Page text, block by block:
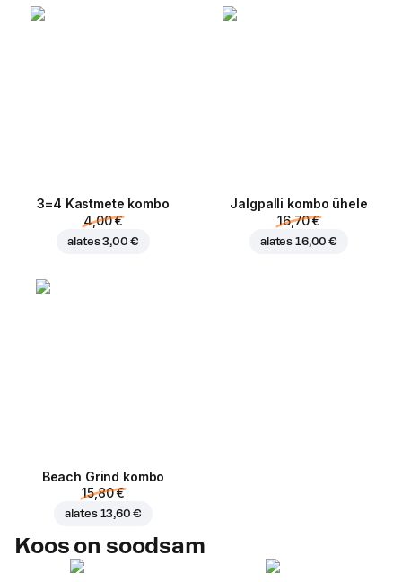
3=4 Kastmete kombo
4,00 €
alates3,00 €
Jalgpalli kombo ühele
16,70 €
alates 16,00 €
Beach Grind kombo
15,80 €
alates 13,60 €
Koos on soodsam